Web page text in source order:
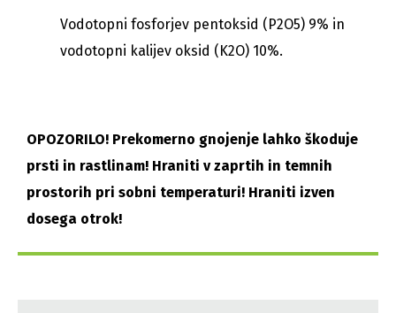
Vodotopni fosforjev pentoksid (P2O5) 9% in
vodotopni kalijev oksid (K2O) 10%.
OPOZORILO! Prekomerno gnojenje lahko škoduje
prsti in rastlinam! Hraniti v zaprtih in temnih
prostorih pri sobni temperaturi! Hraniti izven
dosega otrok!